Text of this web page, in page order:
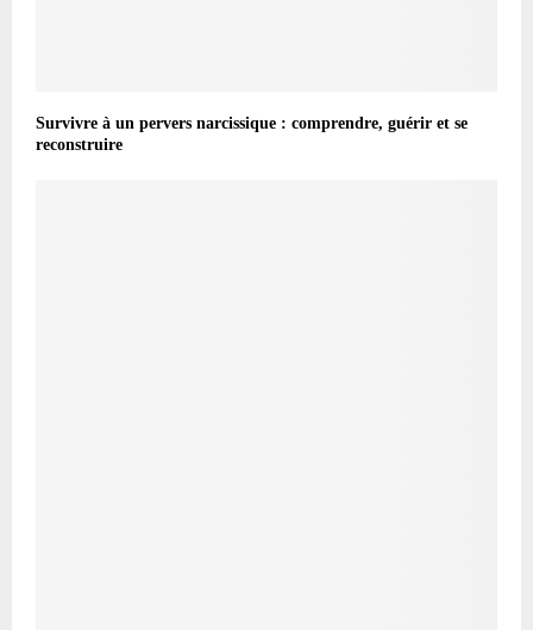
Survivre à un pervers narcissique : comprendre, guérir et se
reconstruire